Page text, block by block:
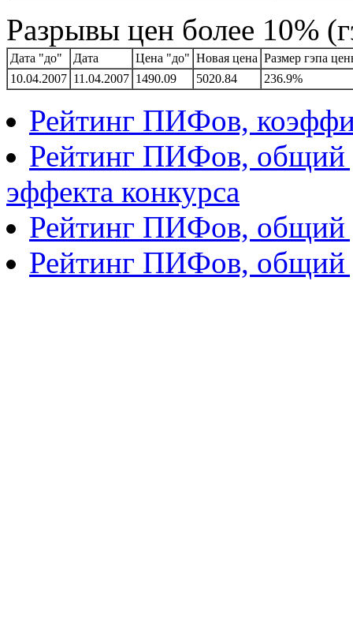
Разрывы цен более 10%
Дата "до" Дата Цена "до" Новая цена Размер гэпа
10.04.2007 11.04.2007 1490.09 5020.84 236.9%
Рейтинг ПИФов,
Рейтинг ПИФов, общий
эффекта конкурса
Рейтинг ПИФов, общий
Рейтинг ПИФов, общий